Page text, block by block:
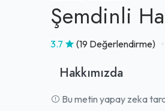
Şemdinli
3.7 (19 Değerlendirme)
Hakkımızda
Bu metin yapay zeka